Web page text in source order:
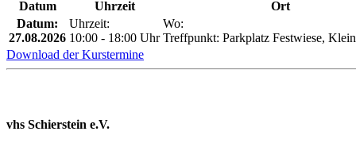
Datum
Uhrzeit
Ort
Datum:
27.08.2026
Uhrzeit:
10:00 - 18:00 Uhr
Wo:
Treffpunkt: Parkplatz Festwiese,
Download der Kurstermine
vhs Schierstein e.V.